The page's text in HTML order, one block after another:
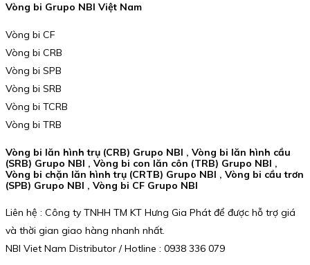
Vòng bi Grupo NBI Việt Nam
Vòng bi CF
Vòng bi CRB
Vòng bi SPB
Vòng bi SRB
Vòng bi TCRB
Vòng bi TRB
Vòng bi lăn hình trụ (CRB) Grupo NBI , Vòng bi lăn hình cầu
(SRB) Grupo NBI , Vòng bi con lăn côn (TRB) Grupo NBI ,
Vòng bi chặn lăn hình trụ (CRTB) Grupo NBI , Vòng bi cầu trơn
(SPB) Grupo NBI , Vòng bi CF Grupo NBI
Liên hệ : Công ty TNHH TM KT Hưng Gia Phát để được hỗ trợ giá
và thời gian giao hàng nhanh nhất.
NBI Viet Nam Distributor / Hotline : 0938 336 079